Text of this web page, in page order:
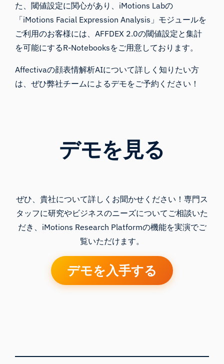
た、閾値設定に関心があり、 iMotions Labの
「iMotions Facial Expression Analysis」モジュールを
ご利用のお客様には、AFFDEX 2.0の閾値設定と集計
を可能にするR-Notebooksをご用意しております。
Affectivaの顔表情解析AIについて詳しく知りたい方
は、ぜひ弊社チームによるデモをご予約ください！
デモを見る
ぜひ、貴社について詳しくお聞かせください！専門ス
タッフに研究やビジネスのニーズについてご相談いた
だき、iMotions Research Platformの機能を実演でご
覧いただけます。
デモを入手する